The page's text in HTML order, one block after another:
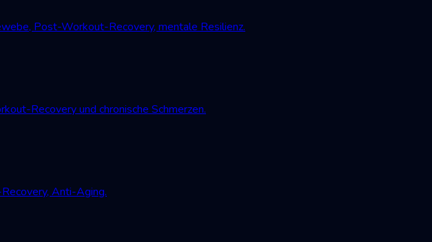
Post-Workout-Recovery, mentale Resilienz.
Recovery und chronische Schmerzen.
Anti-Aging.